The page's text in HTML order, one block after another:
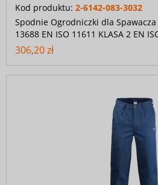
Kod produktu: 2-6142-083-3032
Spodnie Ogrodniczki dla
13688 EN ISO 11611 KLASA 2 EN
306,20 zł